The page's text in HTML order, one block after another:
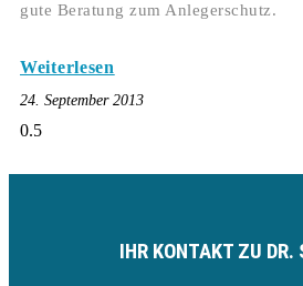
gute Beratung zum Anlegerschutz.
Weiterlesen
24. September 2013
IHR KONTAKT ZU DR.